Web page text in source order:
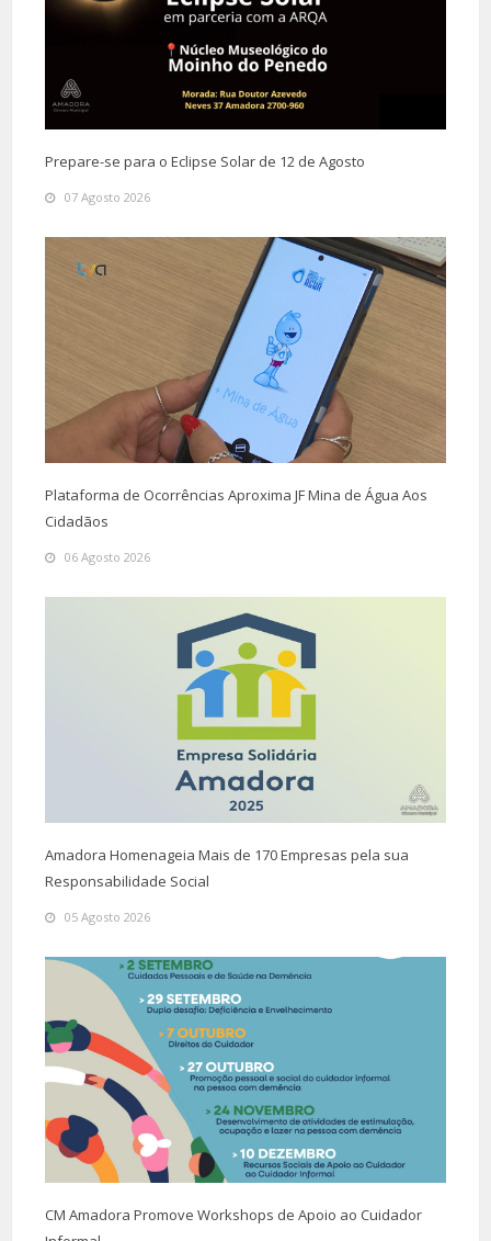
Prepare-se para o Eclipse Solar de 12 de Agosto
07 Agosto 2026
Plataforma de Ocorrências Aproxima JF Mina de Água Aos
Cidadãos
06 Agosto 2026
Amadora Homenageia Mais de 170 Empresas pela sua
Responsabilidade Social
05 Agosto 2026
CM Amadora Promove Workshops de Apoio ao Cuidador